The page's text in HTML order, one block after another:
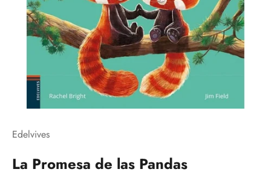
Edelvives
La Promesa de las Pandas